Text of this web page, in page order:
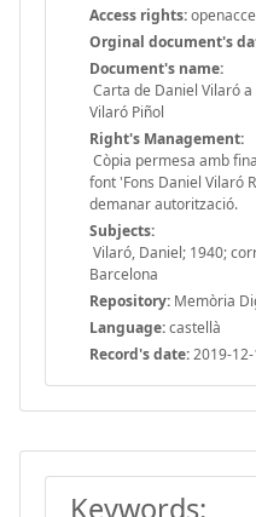
Access rights:
Orginal document's
Document's name:
Carta de Daniel Vilaró
Vilaró Piñol
Right's Management:
Còpia permesa amb
font 'Fons Daniel Vilaró
demanar autorització.
Subjects:
Vilaró, Daniel; 1940;
Barcelona
Repository: Memòria
Language:castellà
Record's date:2019-
Keywords: